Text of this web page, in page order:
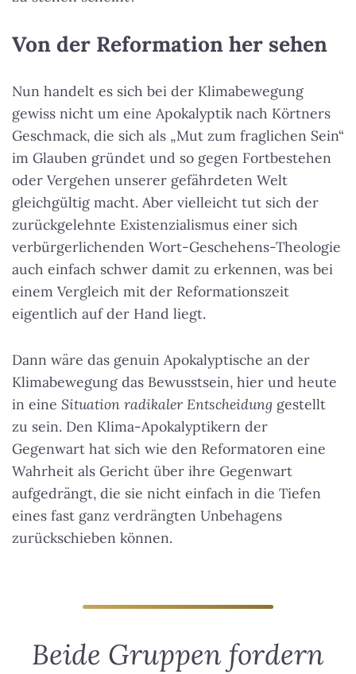
Von der Reformation her sehen
Nun handelt es sich bei der Klimabewegung
gewiss nicht um eine Apokalyptik nach Körtners
Geschmack, die sich als „Mut zum fraglichen Sein“
im Glauben gründet und so gegen Fortbestehen
oder Vergehen unserer gefährdeten Welt
gleichgültig macht. Aber vielleicht tut sich der
zurückgelehnte Existenzialismus einer sich
verbürgerlichenden Wort-Geschehens-Theologie
auch einfach schwer damit zu erkennen, was bei
einem Vergleich mit der Reformationszeit
eigentlich auf der Hand liegt.
Dann wäre das genuin Apokalyptische an der
Klimabewegung das Bewusstsein, hier und heute
in eine Situation radikaler Entscheidung gestellt
zu sein. Den Klima-Apokalyptikern der
Gegenwart hat sich wie den Reformatoren eine
Wahrheit als Gericht über ihre Gegenwart
aufgedrängt, die sie nicht einfach in die Tiefen
eines fast ganz verdrängten Unbehagens
zurückschieben können.
Beide Gruppen fordern